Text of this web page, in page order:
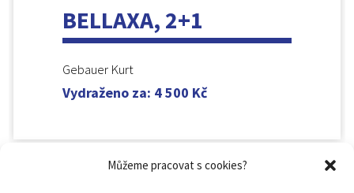
Můžeme pracovat s cookies?
BELLAXA, 2+1
Gebauer Kurt
Vydraženo za: 4 500 Kč